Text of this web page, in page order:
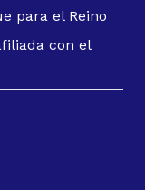
para el Reino
con el